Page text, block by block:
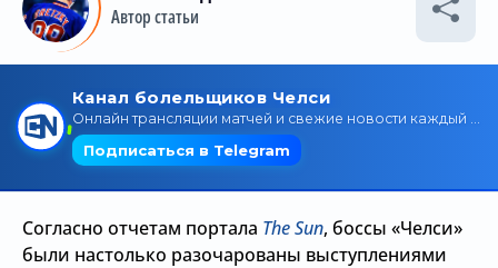
Автор статьи
Согласно отчетам портала The Sun, боссы «Челси»
были настолько разочарованы выступлениями
Календарь игр
Поиск по сайту
Трансляции
О сайте